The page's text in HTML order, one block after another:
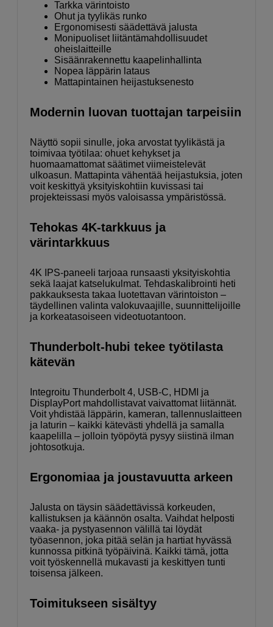
Tarkka värintoisto
Ohut ja tyylikäs runko
Ergonomisesti säädettävä jalusta
Monipuoliset liitäntämahdollisuudet
oheislaitteille
Sisäänrakennettu kaapelinhallinta
Nopea läppärin lataus
Mattapintainen heijastuksenesto
Modernin luovan tuottajan tarpeisiin
Näyttö sopii sinulle, joka arvostat tyylikästä ja
toimivaa työtilaa: ohuet kehykset ja
huomaamattomat säätimet viimeistelevät
ulkoasun. Mattapinta vähentää heijastuksia, joten
voit keskittyä yksityiskohtiin kuvissasi tai
projekteissasi myös valoisassa ympäristössä.
Tehokas 4K-tarkkuus ja
värintarkkuus
4K IPS-paneeli tarjoaa runsaasti yksityiskohtia
sekä laajat katselukulmat. Tehdaskalibrointi heti
pakkauksesta takaa luotettavan värintoiston –
täydellinen valinta valokuvaajille, suunnittelijoille
ja korkeatasoiseen videotuotantoon.
Thunderbolt-hubi tekee työtilasta
kätevän
Integroitu Thunderbolt 4, USB‑C, HDMI ja
DisplayPort mahdollistavat vaivattomat liitännät.
Voit yhdistää läppärin, kameran, tallennuslaitteen
ja laturin – kaikki kätevästi yhdellä ja samalla
kaapelilla – jolloin työpöytä pysyy siistinä ilman
johtosotkuja.
Ergonomiaa ja joustavuutta arkeen
Jalusta on täysin säädettävissä korkeuden,
kallistuksen ja käännön osalta. Vaihdat helposti
vaaka- ja pystyasennon välillä tai löydät
työasennon, joka pitää selän ja hartiat hyvässä
kunnossa pitkinä työpäivinä. Kaikki tämä, jotta
voit työskennellä mukavasti ja keskittyen tunti
toisensa jälkeen.
Toimitukseen sisältyy